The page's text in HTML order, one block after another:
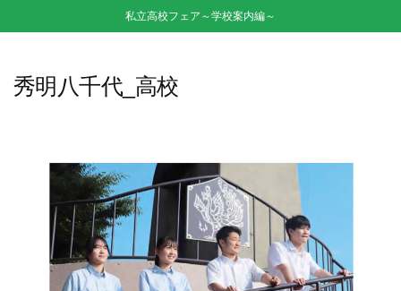
私立高校フェア～学校案内編～
秀明八千代_高校